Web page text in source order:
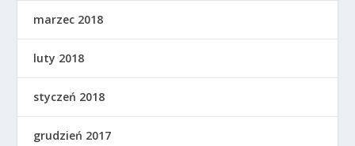
marzec 2018
luty 2018
styczeń 2018
grudzień 2017